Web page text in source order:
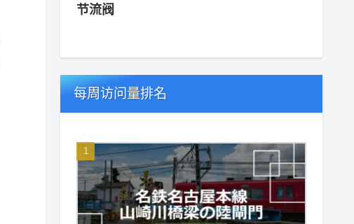
节流阀
每周访问量排名